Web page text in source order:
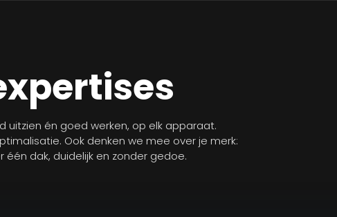
uitzien én goed werken, op elk apparaat.
Ook denken we mee over je merk:
dak, duidelijk en zonder gedoe.